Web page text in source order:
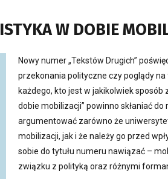
W DOBIE
Nowy numer „Tekstów Drugich”
przekonania polityczne czy poglądy
każdego, kto jest w jakikolwiek sposób
dobie mobilizacji” powinno skłaniać
argumentować zarówno że
mobilizacji, jak i że należy go przed
sobie do tytułu numeru nawiązać –
związku z polityką oraz różnymi